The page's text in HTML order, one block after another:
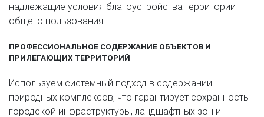
надлежащие условия благоустройства территории
общего пользования.
ПРОФЕССИОНАЛЬНОЕ СОДЕРЖАНИЕ ОБЪЕКТОВ И
ПРИЛЕГАЮЩИХ ТЕРРИТОРИЙ
Используем системный подход в содержании
природных комплексов, что гарантирует сохранность
городской инфраструктуры, ландшафтных зон и